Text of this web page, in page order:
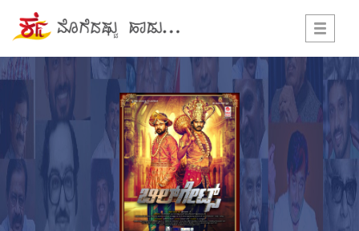
Toggle